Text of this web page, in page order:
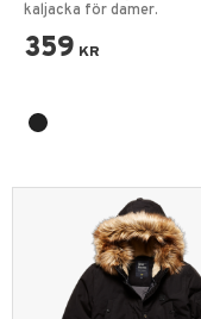
kaljacka för damer.
359 KR